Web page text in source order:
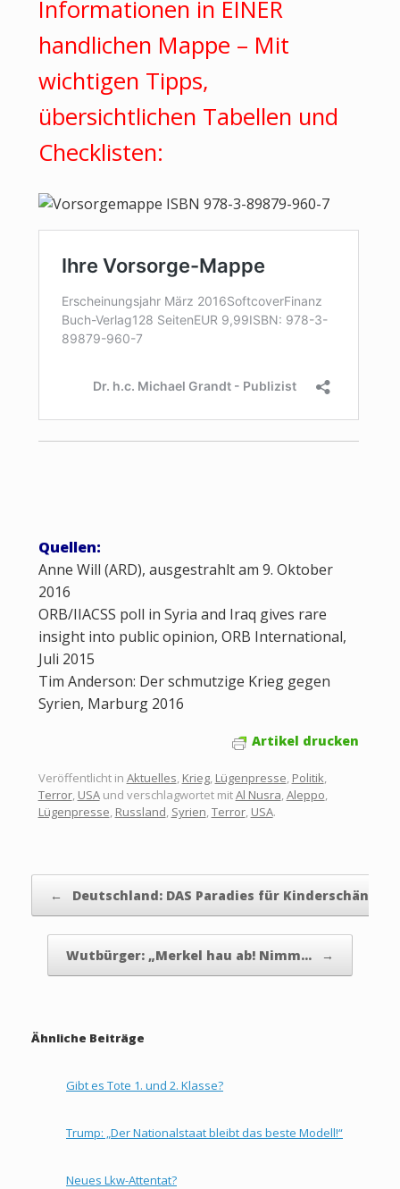
Informationen in EINER
handlichen Mappe – Mit
wichtigen Tipps,
übersichtlichen Tabellen und
Checklisten:
Quellen:
Anne Will (ARD), ausgestrahlt am 9. Oktober
2016
ORB/IIACSS poll in Syria and Iraq gives rare
insight into public opinion, ORB International,
Juli 2015
Tim Anderson: Der schmutzige Krieg gegen
Syrien, Marburg 2016
Artikel drucken
Veröffentlicht in Aktuelles, Krieg, Lügenpresse, Politik,
Terror, USAund verschlagwortet mitAl Nusra,Aleppo,
Lügenpresse, Russland, Syrien,Terror, USA.
← Deutschland: DAS Paradies für Kinderschänder
Wutbürger: „Merkel hau ab! Nimm… →
Ähnliche Beiträge
Gibt es Tote 1. und 2. Klasse?
Trump: „Der Nationalstaat bleibt das beste Modell!“
Neues Lkw-Attentat?